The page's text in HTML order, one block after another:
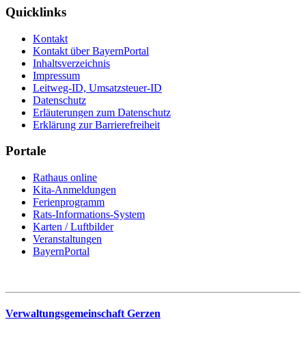
Quicklinks
Kontakt
Kontakt über BayernPortal
Inhaltsverzeichnis
Impressum
Leitweg-ID, Umsatzsteuer-ID
Datenschutz
Erläuterungen zum Datenschutz
Erklärung zur Barrierefreiheit
Portale
Rathaus online
Kita-Anmeldungen
Ferienprogramm
Rats-Informations-System
Karten / Luftbilder
Veranstaltungen
BayernPortal
Verwaltungsgemeinschaft Gerzen